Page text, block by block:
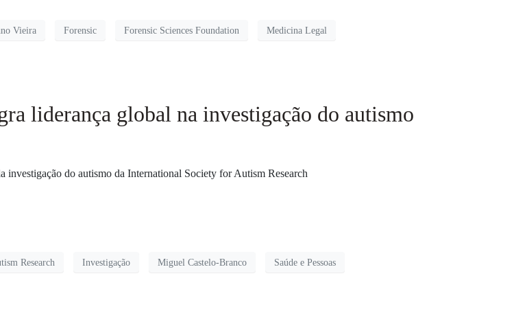
Vieira Forensic Forensic Sciences Foundation Medicina Legal
liderança global na investigação do autismo
do autismo da International Society for Autism Research
Research Investigação Miguel Castelo-Branco Saúde e Pessoas